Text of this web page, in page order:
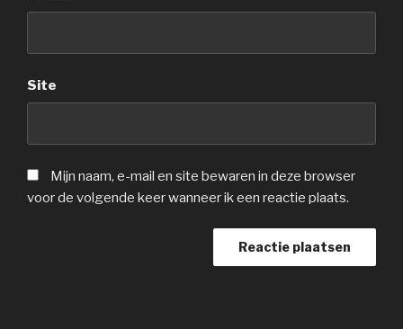
Site
Mijn naam, e-mail en site bewaren in deze browser
voor de volgende keer wanneer ik een reactie plaats.